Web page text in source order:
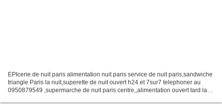
EPIcerie de nuit paris alimentation nuit paris service de nuit paris,sandwiche
triangle Paris la nuit,superette de nuit ouvert h24 et 7sur7 telephoner au
0950879549 ,supermarche de nuit paris centre,,alimentation ouvert tard la